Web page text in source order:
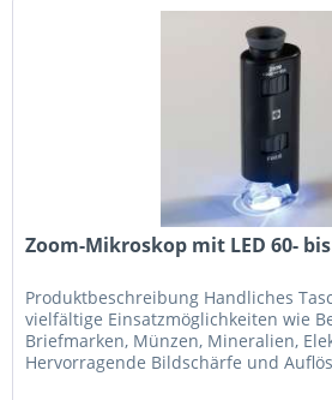
Zoom-Mikroskop mit LED 60-
Produkt­beschreibung Handliches
vielfältige Einsatzmöglichkeiten wie
Briefmarken, Münzen, Mineralien,
Hervorragende Bildschärfe und